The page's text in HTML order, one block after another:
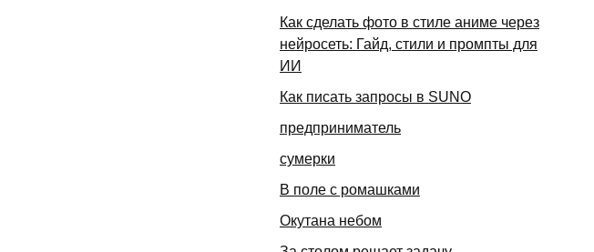
Как сделать фото в стиле аниме через
нейросеть: Гайд, стили и промпты для
ИИ
Как писать запросы в SUNO
предприниматель
сумерки
В поле с ромашками
Окутана небом